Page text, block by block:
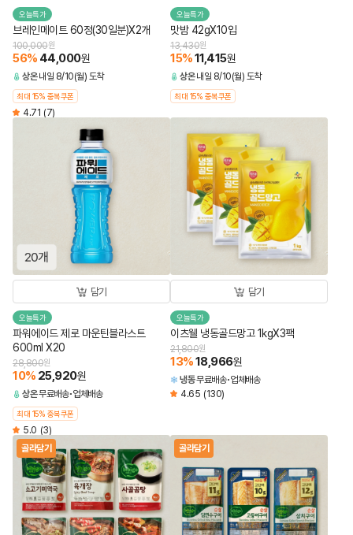
오늘특가
브레인메이트 60정(30일분)X2개
100,000원
56% 44,000원
상온 내일 8/10(월) 도착
최대 15% 중복쿠폰
4.71 (7)
오늘특가
맛밤 42gX10입
13,430원
15%11,415원
상온 내일 8/10(월) 도착
최대 15% 중복쿠폰
담기
오늘특가
파워에이드 제로 마운틴블라스트
600ml X20
28,800원
10% 25,920원
상온무료배송 업체배송
최대 15% 중복쿠폰
5.0 (3)
담기
오늘특가
이츠웰 냉동골드망고 1kgX3팩
21,800원
13%18,966원
냉동무료배송 업체배송
4.65 (130)
골라담기 골라담기